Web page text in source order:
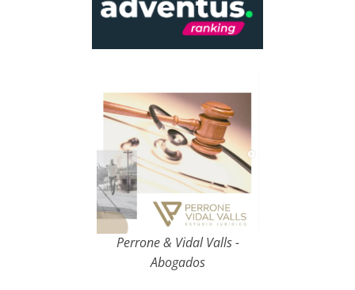
Perrone & Vidal Valls -
Abogados